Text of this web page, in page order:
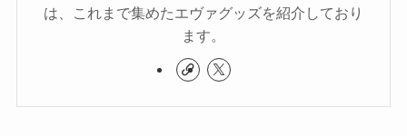
は、これまで集めたエヴァグッズを紹介しており
ます。